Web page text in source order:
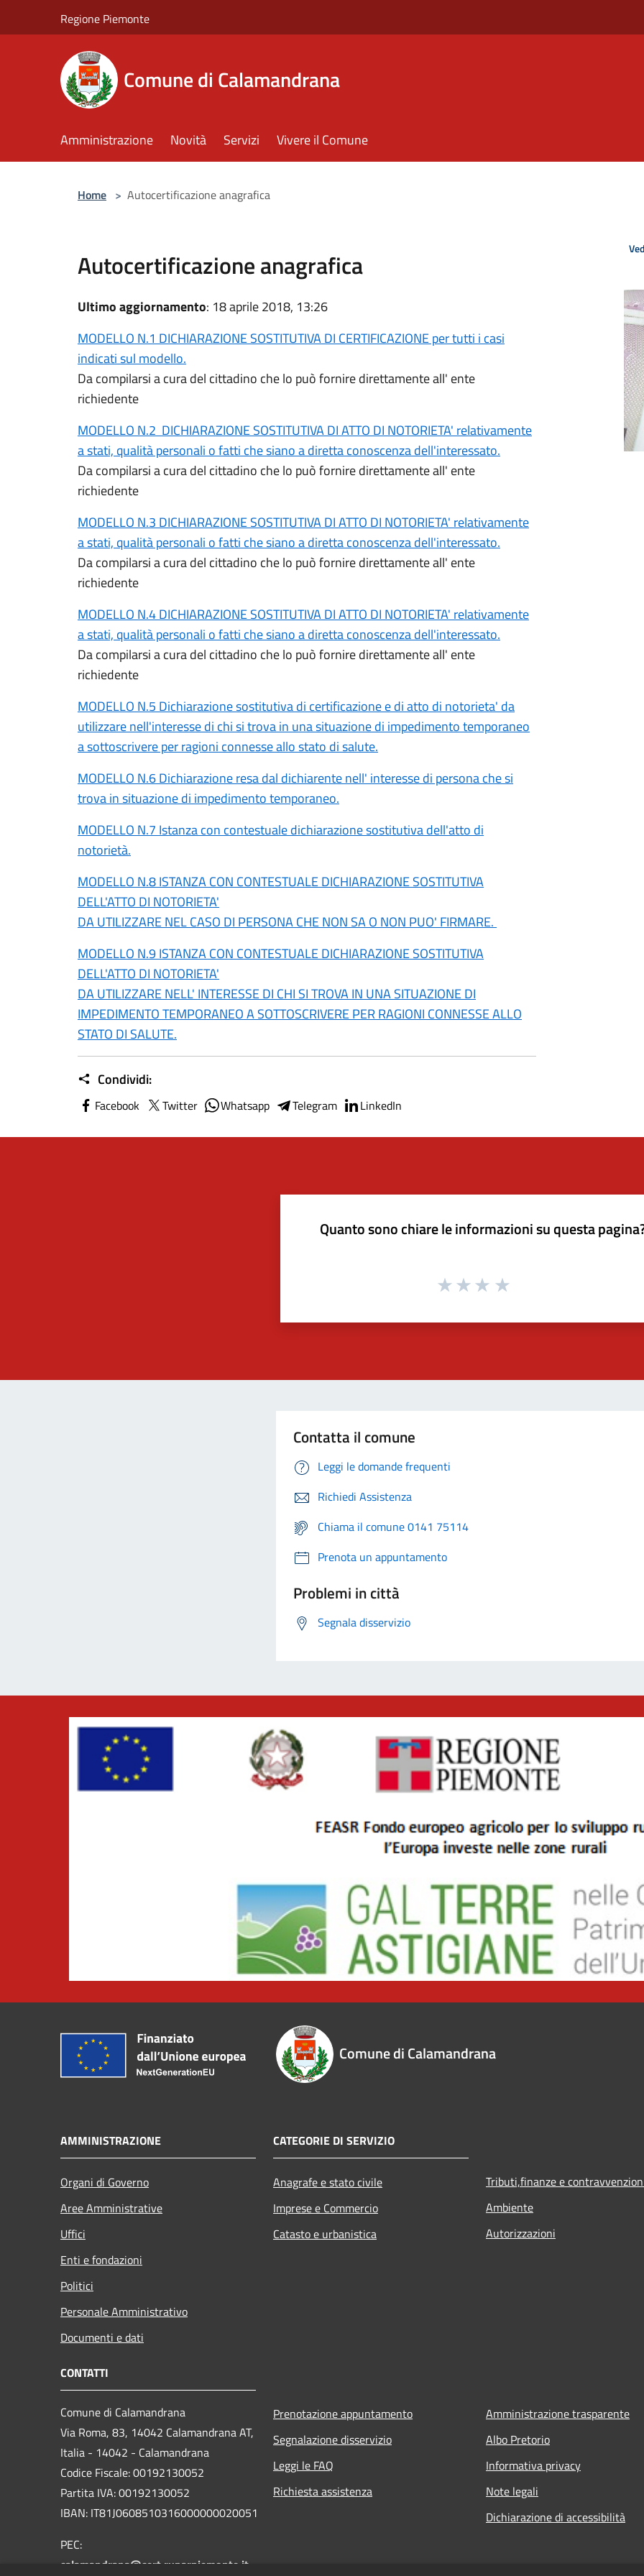
Regione Piemonte
Comune di Calamandrana
Amministrazione Novità Servizi Vivere il Comune
Home > Autocertificazione anagrafica
Autocertificazione anagrafica
Ultimo aggiornamento: 18 aprile 2018, 13:26
MODELLO N.1 DICHIARAZIONE SOSTITUTIVA DI CERTIFICAZIONE per tutti i casi
indicati sul modello.
Da compilarsi a cura del cittadino che lo può fornire direttamente all' ente
richiedente
MODELLO N.2 DICHIARAZIONE SOSTITUTIVA DI ATTO DI NOTORIETA' relativamente
a stati, qualità personali o fatti che siano a diretta conoscenza dell'interessato.
Da compilarsi a cura del cittadino che lo può fornire direttamente all' ente
richiedente
MODELLO N.3 DICHIARAZIONE SOSTITUTIVA DI ATTO DI NOTORIETA' relativamente
a stati, qualità personali o fatti che siano a diretta conoscenza dell'interessato.
Da compilarsi a cura del cittadino che lo può fornire direttamente all' ente
richiedente
MODELLO N.4 DICHIARAZIONE SOSTITUTIVA DI ATTO DI NOTORIETA' relativamente
a stati, qualità personali o fatti che siano a diretta conoscenza dell'interessato.
Da compilarsi a cura del cittadino che lo può fornire direttamente all' ente
richiedente
MODELLO N.5 Dichiarazione sostitutiva di certificazione e di atto di notorieta' da
utilizzare nell'interesse di chi si trova in una situazione di impedimento temporaneo
a sottoscrivere per ragioni connesse allo stato di salute.
MODELLO N.6 Dichiarazione resa dal dichiarente nell' interesse di persona che si
trova in situazione di impedimento temporaneo.
MODELLO N.7 Istanza con contestuale dichiarazione sostitutiva dell'atto di
notorietà.
MODELLO N.8 ISTANZA CON CONTESTUALE DICHIARAZIONE SOSTITUTIVA
DELL'ATTO DI NOTORIETA'
DA UTILIZZARE NEL CASO DI PERSONA CHE NON SA O NON PUO' FIRMARE.
MODELLO N.9 ISTANZA CON CONTESTUALE DICHIARAZIONE SOSTITUTIVA
DELL'ATTO DI NOTORIETA'
DA UTILIZZARE NELL' INTERESSE DI CHI SI TROVA IN UNA SITUAZIONE DI
IMPEDIMENTO TEMPORANEO A SOTTOSCRIVERE PER RAGIONI CONNESSE ALLO
STATO DI SALUTE.
Condividi:
Facebook Twitter Whatsapp Telegram LinkedIn
Quanto sono chiare le informazioni su questa
Contatta il comune
Leggi le domande frequenti
Richiedi Assistenza
Chiama il comune 0141 75114
Prenota un appuntamento
Problemi in città
Segnala disservizio
Comune di Calamandrana
AMMINISTRAZIONE
Organi di Governo
Aree Amministrative
Uffici
Enti e fondazioni
Politici
Personale Amministrativo
Documenti e dati
CATEGORIE DI SERVIZIO
Anagrafe e stato civile
Imprese e Commercio
Catasto e urbanistica
Tributi,finanze e
Ambiente
Autorizzazioni
CONTATTI
Comune di Calamandrana
Via Roma, 83, 14042 Calamandrana AT,
Italia - 14042 - Calamandrana
Codice Fiscale: 00192130052
Partita IVA: 00192130052
IBAN: IT81J0608510316000000020051
PEC:
calamandrana@cert.ruparpiemonte.it
Prenotazione appuntamento
Segnalazione disservizio
Leggi le FAQ
Richiesta assistenza
Amministrazione trasparente
Albo Pretorio
Informativa privacy
Note legali
Dichiarazione di accessibilità